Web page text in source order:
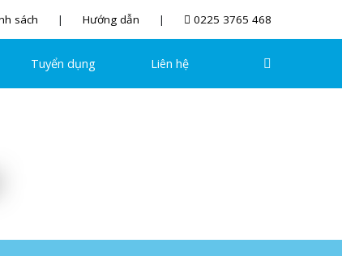
sách Hướng dẫn 0225 3765 468
Tuyển dụng Liên hệ